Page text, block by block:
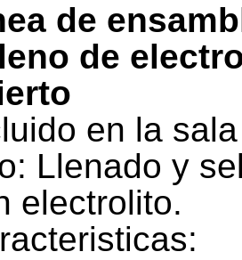
de
de
en la
Llenado y
electrolito.